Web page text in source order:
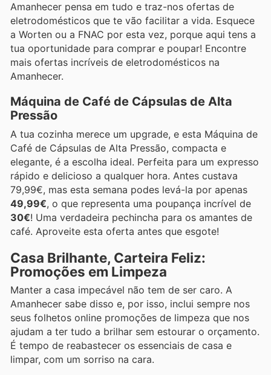
Amanhecer pensa em tudo e traz-nos ofertas de
eletrodomésticos que te vão facilitar a vida. Esquece
a Worten ou a FNAC por esta vez, porque aqui tens a
tua oportunidade para comprar e poupar! Encontre
mais ofertas incríveis de eletrodomésticos na
Amanhecer.
Máquina de Café de Cápsulas de Alta
Pressão
A tua cozinha merece um upgrade, e esta Máquina de
Café de Cápsulas de Alta Pressão, compacta e
elegante, é a escolha ideal. Perfeita para um expresso
rápido e delicioso a qualquer hora. Antes custava
79,99€, mas esta semana podes levá-la por apenas
49,99€, o que representa uma poupança incrível de
30€! Uma verdadeira pechincha para os amantes de
café. Aproveite esta oferta antes que esgote!
Casa Brilhante, Carteira Feliz:
Promoções em Limpeza
Manter a casa impecável não tem de ser caro. A
Amanhecer sabe disso e, por isso, inclui sempre nos
seus folhetos online promoções de limpeza que nos
ajudam a ter tudo a brilhar sem estourar o orçamento.
É tempo de reabastecer os essenciais de casa e
limpar, com um sorriso na cara.